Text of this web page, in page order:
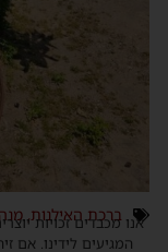
ברכת האילנות,אנו מכבדים זכויות
המגיעים לידינו. אם